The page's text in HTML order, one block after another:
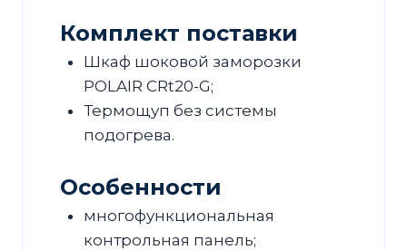
Комплект поставки
Шкаф шоковой заморозки
POLAIR CRt20-G;
Термощуп без системы
подогрева.
Особенности
многофункциональная
контрольная панель;